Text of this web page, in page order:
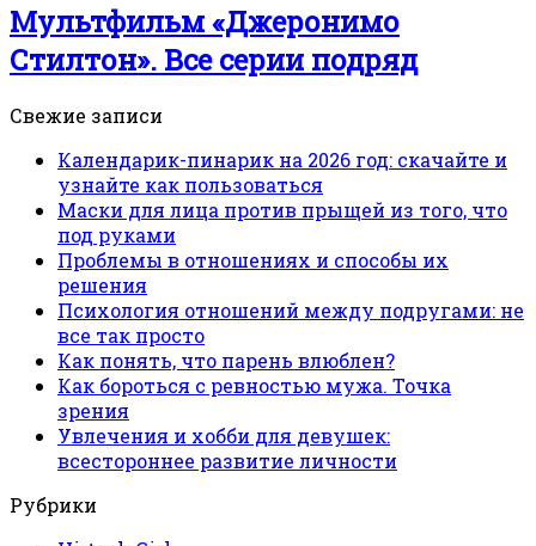
Мультфильм «Джеронимо
Стилтон». Все серии подряд
Свежие записи
Календарик-пинарик на 2026 год: скачайте и
узнайте как пользоваться
Маски для лица против прыщей из того, что
под руками
Проблемы в отношениях и способы их
решения
Психология отношений между подругами: не
все так просто
Как понять, что парень влюблен?
Как бороться с ревностью мужа. Точка
зрения
Увлечения и хобби для девушек:
всестороннее развитие личности
Рубрики